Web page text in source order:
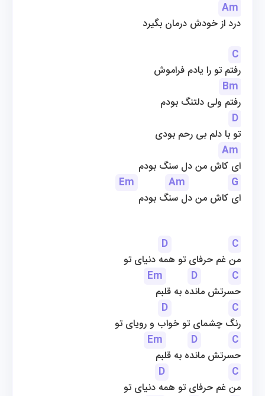
Am
درد از خودش درمان بگیرد
C
رفتم تو را یادم فراموش
Bm
رفتم ولی دلتنگ بودم
D
تو با دلم بی رحم بودی
Am
ای کاش من دل سنگ بودم
Em
Am
G
ای کاش من دل سنگ بودم
D
C
من غم حرفای تو همه دنیای تو
Em
D
C
حسرتش مانده به قلبم
D
C
رنگ چشمای تو خواب و رویای تو
Em
D
C
حسرتش مانده به قلبم
D
C
من غم حرفای تو همه دنیای تو